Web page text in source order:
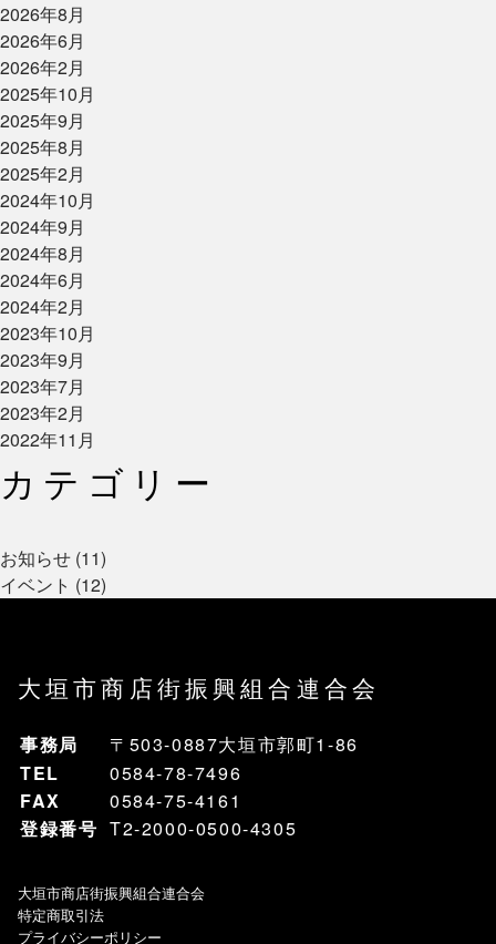
2026年8月
2026年6月
2026年2月
2025年10月
2025年9月
2025年8月
2025年2月
2024年10月
2024年9月
2024年8月
2024年6月
2024年2月
2023年10月
2023年9月
2023年7月
2023年2月
2022年11月
カテゴリー
お知らせ (11)
イベント (12)
大垣市商店街振興組合連合会
事務局
〒503-0887大垣市郭町1-86
TEL
0584-78-7496
FAX
0584-75-4161
登録番号 T2-2000-0500-4305
大垣市商店街振興組合連合会
特定商取引法
プライバシーポリシー